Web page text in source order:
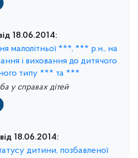
18.06.2014:
малолітньої ***, *** р.н., на
і виховання до дитячого
типу *** та ***
у справах дітей
18.06.2014:
дитини, позбавленої